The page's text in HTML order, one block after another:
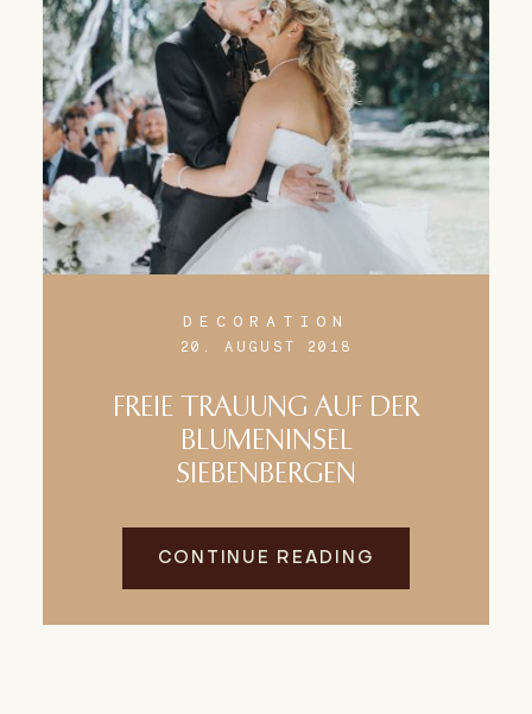
DECORATION
20. AUGUST 2018
FREIE TRAUUNG AUF DER
BLUMENINSEL
SIEBENBERGEN
CONTINUE READING